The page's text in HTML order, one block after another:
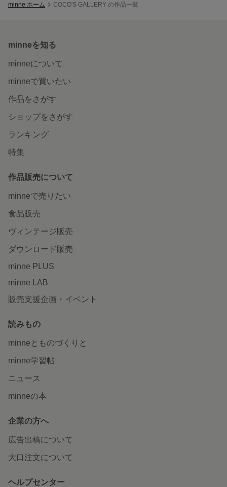
minne ホーム COCO'S GALLERY の作品一覧
minneを知る
minneについて
minneで買いたい
作品をさがす
ショップをさがす
ランキング
特集
作品販売について
minneで売りたい
食品販売
ヴィンテージ販売
ダウンロード販売
minne PLUS
minne LAB
販売支援企画・イベント
読みもの
minneとものづくりと
minne学習帖
ニュース
minneの本
企業の方へ
広告出稿について
大口注文について
ヘルプセンター